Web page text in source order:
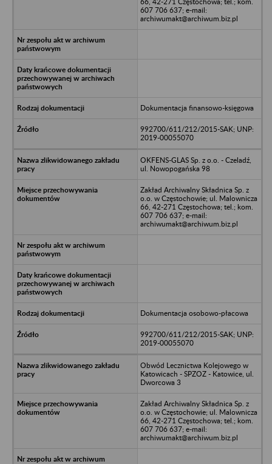
607 706 637; e-mail:
archiwumakt@archiwum.biz.pl
Dokumentacja finansowo-księgowa
992700/611/212/2015-SAK; UNP:
2019-00055070
OKFENS-GLAS Sp. z o.o. - Czeladź,
ul. Nowopogańska 98
Zakład Archiwalny Składnica Sp. z
o.o. w Częstochowie; ul. Malownicza
66, 42-271 Częstochowa; tel.; kom.
607 706 637; e-mail:
archiwumakt@archiwum.biz.pl
Dokumentacja osobowo-płacowa
992700/611/212/2015-SAK; UNP:
2019-00055070
Obwód Lecznictwa Kolejowego w
Katowicach - SPZOZ - Katowice, ul.
Dworcowa 3
Zakład Archiwalny Składnica Sp. z
o.o. w Częstochowie; ul. Malownicza
66, 42-271 Częstochowa; tel.; kom.
607 706 637; e-mail:
archiwumakt@archiwum.biz.pl